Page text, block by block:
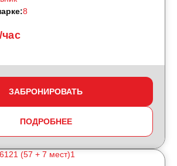
8
ЗАБРОНИРОВАТЬ
ПОДРОБНЕЕ